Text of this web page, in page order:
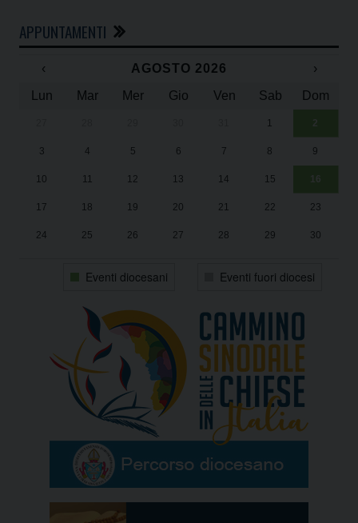
APPUNTAMENTI
‹ AGOSTO 2026
›
Lun
Mar Mer Gio Ven Sab Dom
1 2
3 4 5 6 7 8 9
10 11 12 13 14 15 16
17 18 19 20 21 22 23
24 25 26 27 28 29 30
Eventi diocesani Eventi fuori diocesi